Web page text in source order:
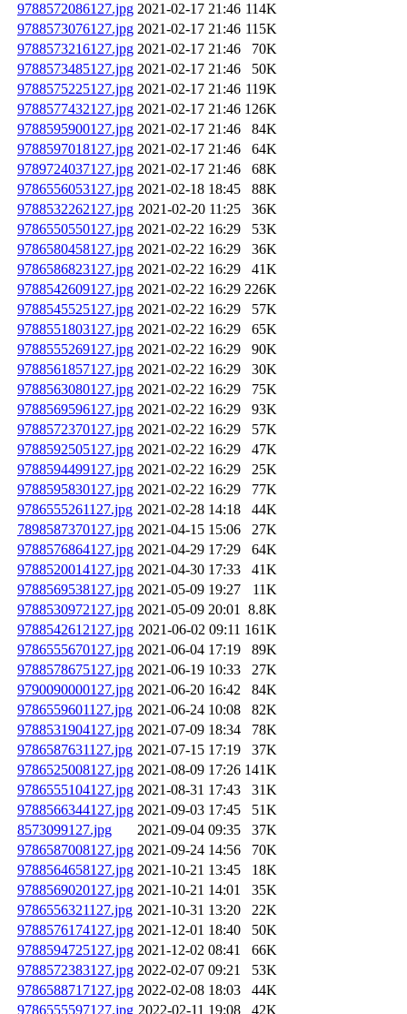
9788572086127.jpg 2021-02-17 21:46 114K
9788573076127.jpg 2021-02-17 21:46 115K
9788573216127.jpg 2021-02-17 21:46
70K
9788573485127.jpg 2021-02-17 21:46
50K
9788575225127.jpg 2021-02-17 21:46 119K
9788577432127.jpg 2021-02-17 21:46 126K
9788595900127.jpg 2021-02-17 21:46
84K
9788597018127.jpg 2021-02-17 21:46
64K
9789724037127.jpg 2021-02-17 21:46
68K
9786556053127.jpg 2021-02-18 18:45
88K
9788532262127.jpg 2021-02-20 11:25
36K
9786550550127.jpg 2021-02-22 16:29
53K
9786580458127.jpg 2021-02-22 16:29
36K
9786586823127.jpg 2021-02-22 16:29
41K
9788542609127.jpg 2021-02-22 16:29 226K
9788545525127.jpg 2021-02-22 16:29
57K
9788551803127.jpg 2021-02-22 16:29
65K
9788555269127.jpg 2021-02-22 16:29
90K
9788561857127.jpg 2021-02-22 16:29
30K
9788563080127.jpg 2021-02-22 16:29
75K
9788569596127.jpg 2021-02-22 16:29
93K
9788572370127.jpg 2021-02-22 16:29
57K
9788592505127.jpg 2021-02-22 16:29
47K
9788594499127.jpg 2021-02-22 16:29
25K
9788595830127.jpg 2021-02-22 16:29
77K
9786555261127.jpg 2021-02-28 14:18
44K
7898587370127.jpg 2021-04-15 15:06
27K
9788576864127.jpg 2021-04-29 17:29
64K
9788520014127.jpg 2021-04-30 17:33
41K
9788569538127.jpg 2021-05-09 19:27
11K
9788530972127.jpg 2021-05-09 20:01 8.8K
9788542612127.jpg 2021-06-02 09:11 161K
9786555670127.jpg 2021-06-04 17:19
89K
9788578675127.jpg 2021-06-19 10:33
27K
9790090000127.jpg 2021-06-20 16:42
84K
9786559601127.jpg 2021-06-24 10:08
82K
9788531904127.jpg 2021-07-09 18:34
78K
9786587631127.jpg 2021-07-15 17:19
37K
9786525008127.jpg 2021-08-09 17:26 141K
9786555104127.jpg 2021-08-31 17:43
31K
9788566344127.jpg 2021-09-03 17:45
51K
8573099127.jpg
2021-09-04 09:35
37K
9786587008127.jpg 2021-09-24 14:56
70K
9788564658127.jpg 2021-10-21 13:45
18K
9788569020127.jpg 2021-10-21 14:01
35K
9786556321127.jpg 2021-10-31 13:20
22K
9788576174127.jpg 2021-12-01 18:40
50K
9788594725127.jpg 2021-12-02 08:41
66K
9788572383127.jpg 2022-02-07 09:21
53K
9786588717127.jpg 2022-02-08 18:03
44K
9786555597127.jpg 2022-02-11 19:08 42K